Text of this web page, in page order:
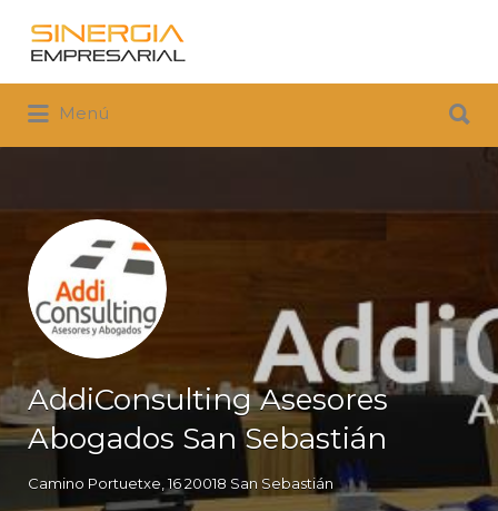
Buscar
por:
Menú
por:
AddiConsulting Asesores
Abogados San Sebastián
Camino Portuetxe, 16 20018 San Sebastián